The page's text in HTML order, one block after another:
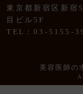
東京都新宿区新
目ビル5F
TEL：03-5155-
美容医師の